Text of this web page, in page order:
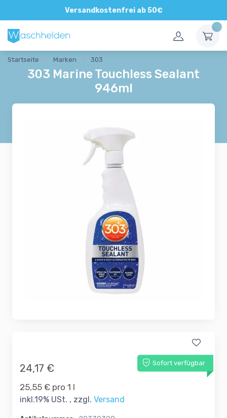
Versandkostenfrei ab 50€
Direkte und persönliche Beratung
Startseite Marken 303
303 Marine Touchless Sealant
946ml
Sofort verfügbar
24,17 €
25,55 € pro 1 l
inkl.19% USt. , zzgl. Versand